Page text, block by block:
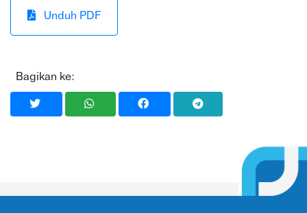
Unduh PDF
Bagikan ke: